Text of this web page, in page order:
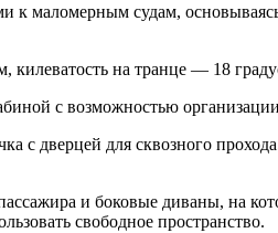
к маломерным судам,
на транце — 18
с возможностью
с дверцей для сквозного
и боковые диваны, на
свободное пространство.